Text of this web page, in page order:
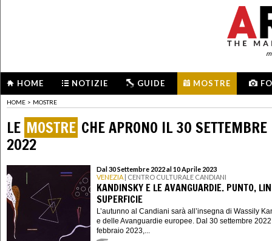
HOME NOTIZIE GUIDE MOSTRE
HOME > MOSTRE
LE MOSTRE CHE APRONO IL 30 SETTEMBRE
2022
Dal 30 Settembre 2022 al 10 Aprile 2023
VENEZIA | CENTRO CULTURALE CANDIANI
KANDINSKY E LE AVANGUARDIE. PUNTO,
SUPERFICIE
L’autunno al Candiani sarà all’insegna di Wassily
e delle Avanguardie europee. Dal 30 settembre
febbraio 2023,...